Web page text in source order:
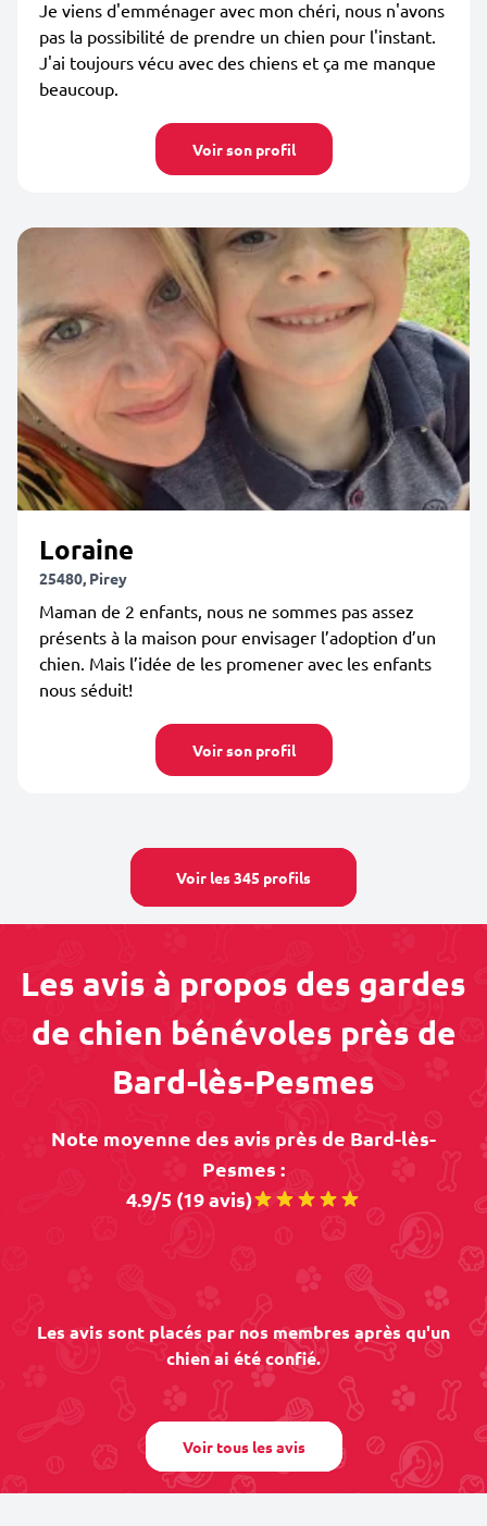
Je viens d'emménager avec mon chéri, nous n'avons
pas la possibilité de prendre un chien pour l'instant.
J'ai toujours vécu avec des chiens et ça me manque
beaucoup.
Voir son profil
Loraine
25480, Pirey
Maman de 2 enfants, nous ne sommes pas assez
présents à la maison pour envisager l’adoption d’un
chien. Mais l’idée de les promener avec les enfants
nous séduit!
Voir son profil
Voir les 345 profils
Les avis à propos des gardes
de chien bénévoles près de
Bard-lès-Pesmes
Note moyenne des avis près de Bard-lès-
Pesmes :
4.9/5 (19 avis)
Les avis sont placés par nos membres après qu'un
chien ai été confié.
Voir tous les avis